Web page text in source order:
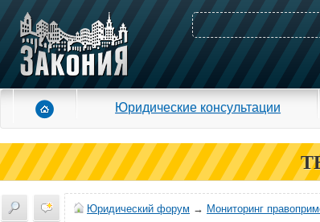
Юридические консультации
Юридический форум → Мониторинг